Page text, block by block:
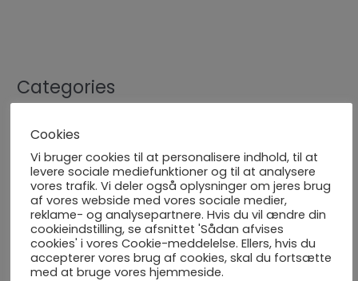
Categories
Buy water color Paintings
(20)
Buy art by students
(40)
Buy oil on Paper
Buy oil painting Original
Buy oil painting Prints
(56)
Cookies
Vi bruger cookies til at personalisere indhold, til at
levere sociale mediefunktioner og til at analysere
vores trafik. Vi deler også oplysninger om jeres brug
af vores webside med vores sociale medier,
reklame- og analysepartnere. Hvis du vil ændre din
cookieindstilling, se afsnittet 'Sådan afvises
cookies' i vores Cookie-meddelelse. Ellers, hvis du
accepterer vores brug af cookies, skal du fortsætte
med at bruge vores hjemmeside.